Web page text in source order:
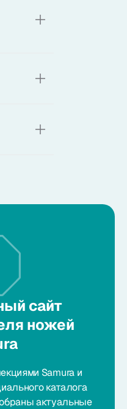
сайт
ножей
Samura и
каталога
актуальные